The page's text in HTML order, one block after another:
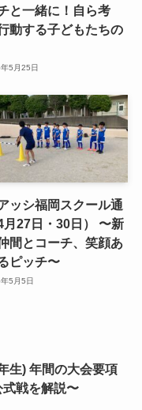
と一緒に！自ら考
動する子どもたちの
5月25日
ッシ福岡スクール通
月27日・30日） 〜新
間とコーチ、笑顔あ
ピッチ〜
5月5日
生) 年間の大会要項
戦を解説〜